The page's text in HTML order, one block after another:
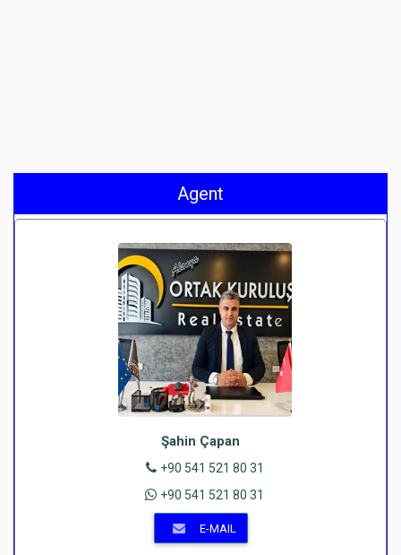
Agent
Şahin Çapan
+90 541 521 80 31
+90 541 521 80 31
E-MAIL